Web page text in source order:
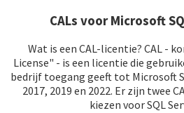
CALs voor Microsoft
Wat is een CAL-licentie? CAL -
License" - is een licentie die
bedrijf toegang geeft tot Microsoft
2017, 2019 en 2022. Er zijn twee
kiezen voor SQL